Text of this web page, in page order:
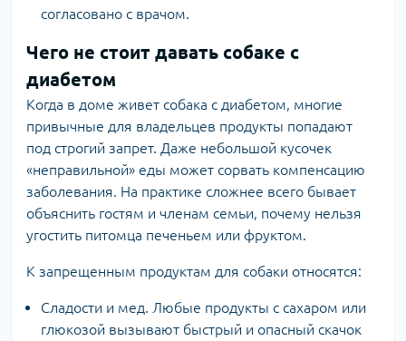
согласовано с врачом.
Чего не стоит давать собаке с
диабетом
Когда в доме живет собака с диабетом, многие
привычные для владельцев продукты попадают
под строгий запрет. Даже небольшой кусочек
«неправильной» еды может сорвать компенсацию
заболевания. На практике сложнее всего бывает
объяснить гостям и членам семьи, почему нельзя
угостить питомца печеньем или фруктом.
К запрещенным продуктам для собаки относятся:
Сладости и мед. Любые продукты с сахаром или
глюкозой вызывают быстрый и опасный скачок